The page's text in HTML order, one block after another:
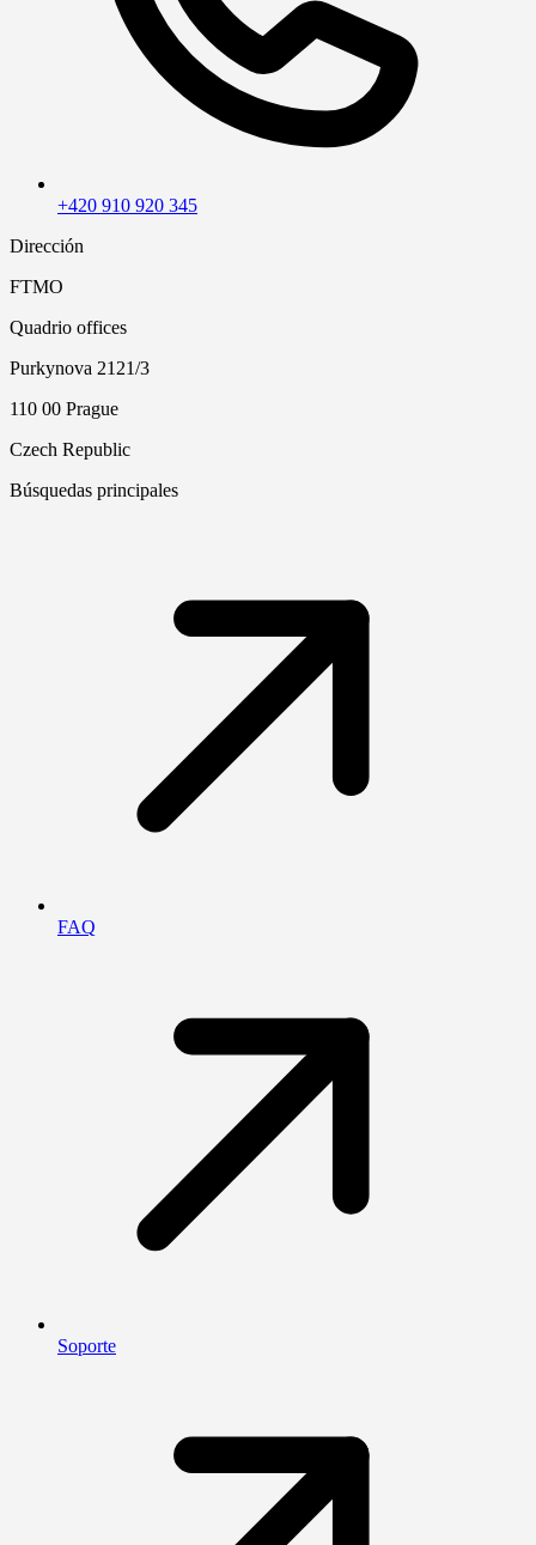
+420 910 920 345
Dirección
FTMO
Quadrio offices
Purkynova 2121/3
110 00 Prague
Czech Republic
Búsquedas principales
FAQ
Soporte